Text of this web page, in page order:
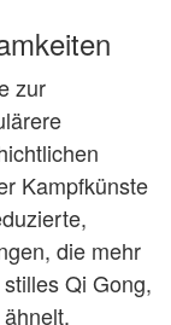
zur
Kampfkünste
die mehr
Qi Gong,